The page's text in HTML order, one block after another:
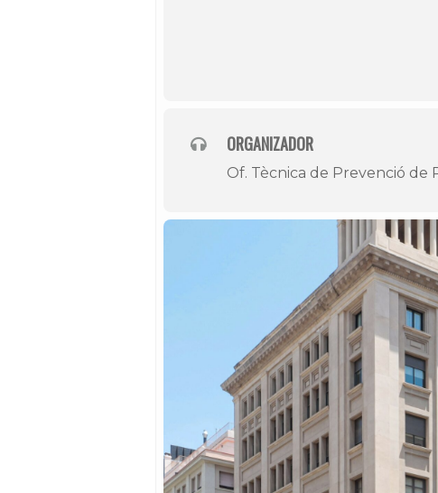
ORGANIZADOR
Of. Tècnica de Prevenció de